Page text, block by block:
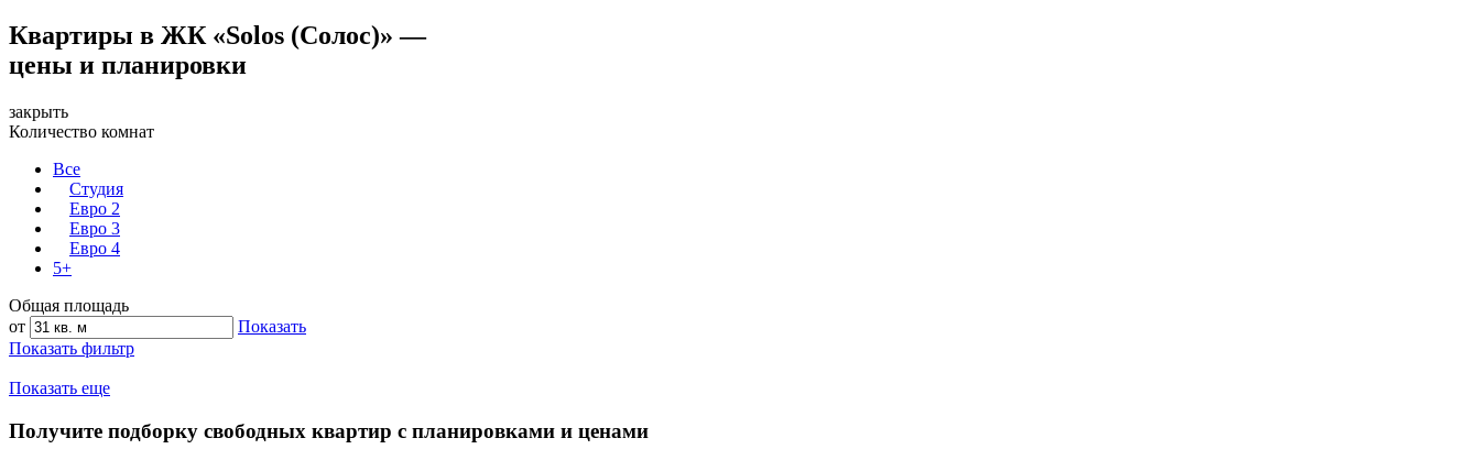
Квартиры в ЖК «Solos (Солос)» —
цены и планировки
закрыть
Количество комнат
Все
Студия
Евро 2
Евро 3
Евро 4
5+
Общая площадь
от
Показать
Показать фильтр
Показать еще
Получите подборку свободных квартир с планировками и ценами